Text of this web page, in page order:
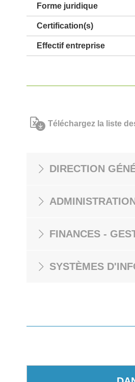
Forme juridique
Certification(s)
Effectif entreprise
Téléchargez la liste
DIRECTION
FINANCES -
SYSTÈMES